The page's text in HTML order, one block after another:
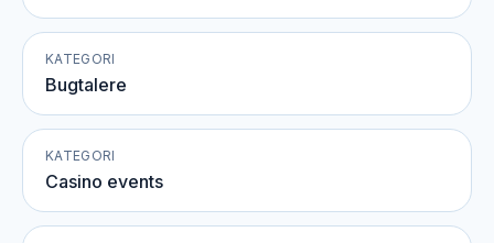
KATEGORI
Bugtalere
KATEGORI
Casino events